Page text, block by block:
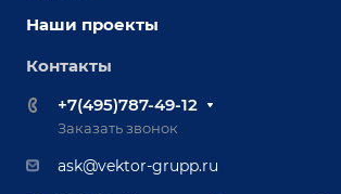
Выставки и мероприятия
Вопрос ответ
Реквизиты
Документы
Оснастка для сварочных столов
Оборудование для приварки крепежа
Приварной крепеж
Специализированные решения для сварки
Сервисное обслуживание
Обучение
Лизинг
Наши проекты
Контакты
+7(495)787-49-12
Заказать звонок
ask@vektor-grupp.ru